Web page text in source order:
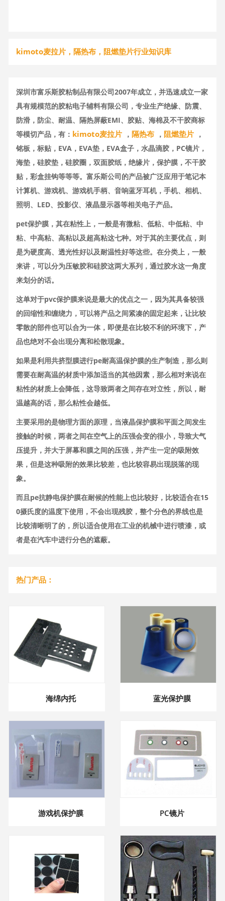
kimoto麦拉片，隔热布，阻燃垫片行业知识库
深圳市富乐斯胶粘制品有限公司2007年成立，并迅速成立一家
具有规模范的胶粘电子辅料有限公司，专业生产绝缘、防震、
防滑，防尘、耐温、隔热屏蔽EMI、胶贴、海棉及不干胶商标
等模切产品，有： kimoto麦拉片 ，隔热布 ，阻燃垫片 ，
铭板，标贴，EVA，EVA垫，EVA盒子，水晶滴胶，PC镜片，
海垫，硅胶垫，硅胶圈，双面胶纸，绝缘片，保护膜，不干胶
贴，彩盒挂钩等等等。富乐斯公司的产品被广泛应用于笔记本
计算机、游戏机、游戏机手柄、音响蓝牙耳机，手机、相机、
照明、LED、投影仪、液晶显示器等相关电子产品。
pet保护膜，其在粘性上，一般是有微粘、低粘、中低粘、中
粘、中高粘、高粘以及超高粘这七种。对于其的主要优点，则
是为硬度高、透光性好以及耐温性好等这些。在分类上，一般
来讲，可以分为压敏胶和硅胶这两大系列，通过胶水这一角度
来划分的话。
这单对于pvc保护膜来说是最大的优点之一，因为其具备较强
的回缩性和缠绕力，可以将产品之间紧凑的固定起来，让比较
零散的部件也可以合为一体，即便是在比较不利的环境下，产
品也绝对不会出现分离和松散现象。
如果是利用共挤型膜进行pe耐高温保护膜的生产制造，那么则
需要在耐高温的材质中添加适当的其他因素，那么相对来说在
粘性的材质上会降低，这导致两者之间存在对立性，所以，耐
温越高的话，那么粘性会越低。
主要采用的是物理方面的原理，当液晶保护膜和平面之间发生
接触的时候，两者之间在空气上的压强会变的很小，导致大气
压提升，并大于屏幕和膜之间的压强，并产生一定的吸附效
果，但是这种吸附的效果比较差，也比较容易出现脱落的现
象。
而且pe抗静电保护膜在耐候的性能上也比较好，比较适合在15
0摄氏度的温度下使用，不会出现残胶，整个分色的界线也是
比较清晰明了的，所以适合使用在工业的机械中进行喷漆，或
者是在汽车中进行分色的遮蔽。
热门产品：
海绵内托 蓝光保护膜
游戏机保护膜 PC镜片